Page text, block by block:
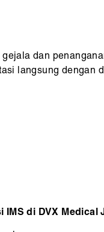
dan
langsung dengan
di DVX Medical